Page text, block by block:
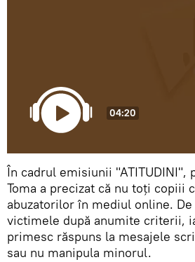
04:20
În cadrul emisiunii "ATITUDINI",
Toma a precizat că nu toți copiii
abuzatorilor în mediul online.
victimele după anumite criterii,
primesc răspuns la mesajele
sau nu manipula minorul.